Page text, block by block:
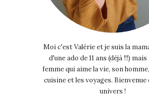
Moi c'est Valérie et je suis la
d'une ado de 11 ans (déjà !!!)
femme qui aime la vie, son
cuisine et les voyages.
univers !